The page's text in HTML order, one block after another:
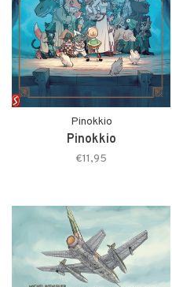
Pinokkio
Pinokkio
€11,95